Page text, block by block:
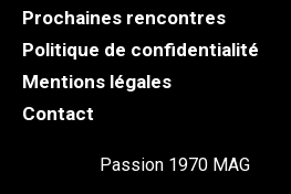
Prochaines rencontres
Politique de confidentialité
Mentions légales
Contact
Passion 1970 MAG